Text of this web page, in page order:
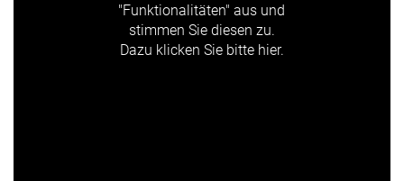
"Funktionalitäten" aus und
stimmen Sie diesen zu.
Dazu klicken Sie bitte hier.